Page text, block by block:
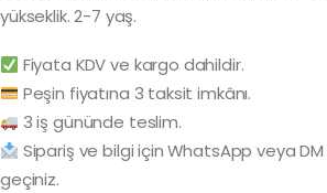
yükseklik. 2-7 yaş.
Fiyata KDV ve kargo dahildir.
Peşin fiyatına 3 taksit imkânı.
3 iş gününde teslim.
Sipariş ve bilgi için WhatsApp veya
geçiniz.